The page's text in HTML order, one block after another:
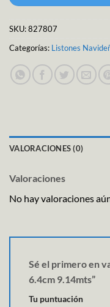
SKU:827807
Categorías: Listones
VALORACIONES (0)
Valoraciones
No hay valoraciones
Sé el primero en
6.4cm 9.14mts”
Tu puntuación